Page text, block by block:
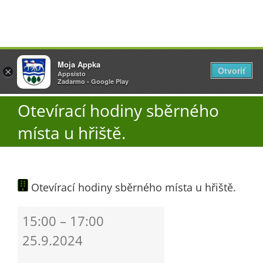
Přeskočit
na
obsah
Úřad
O obci
Aktuality
Otevírací hodiny sběrného
místa u hřiště.
Otevírací hodiny sběrného místa u hřiště.
hodiny
sběrného
15:00 – 17:00
25.9.2024
×
Vyžlovka
AppSisto
- In Google Play
Otevřít
×
Moja Appka
Appsisto
Zadarmo - Google Play
Otvoriť